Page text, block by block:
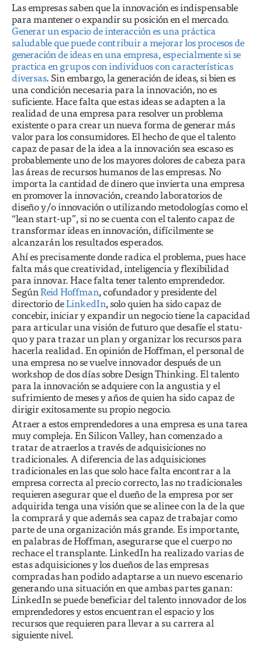
Las empresas saben que la innovación es indispensable
para mantener o expandir su posición en el mercado.
Generar un espacio de interacción es una práctica
saludable que puede contribuir a mejorar los procesos de
generación de ideas en una empresa, especialmente si se
practica en grupos con individuos con características
diversas. Sin embargo, la generación de ideas, si bien es
una condición necesaria para la innovación, no es
suficiente. Hace falta que estas ideas se adapten a la
realidad de una empresa para resolver un problema
existente o para crear un nueva forma de generar más
valor para los consumidores. El hecho de que el talento
capaz de pasar de la idea a la innovación sea escaso es
probablemente uno de los mayores dolores de cabeza para
las áreas de recursos humanos de las empresas. No
importa la cantidad de dinero que invierta una empresa
en promover la innovación, creando laboratorios de
diseño y/o innovación o utilizando metodologías como el
“lean start-up”, si no se cuenta con el talento capaz de
transformar ideas en innovación, difícilmente se
alcanzarán los resultados esperados.
Ahí es precisamente donde radica el problema, pues hace
falta más que creatividad, inteligencia y flexibilidad
para innovar. Hace falta tener talento emprendedor.
SegúnReid Hoffman, cofundador y presidente del
directorio deLinkedIn, solo quien ha sido capaz de
concebir, iniciar y expandir un negocio tiene la capacidad
para articular una visión de futuro que desafíe el statu-
quo y para trazar un plan y organizar los recursos para
hacerla realidad. En opinión de Hoffman, el personal de
una empresa no se vuelve innovador después de un
workshop de dos días sobre Design Thinking. El talento
para la innovación se adquiere con la angustia y el
sufrimiento de meses y años de quien ha sido capaz de
dirigir exitosamente su propio negocio.
Atraer a estos emprendedores a una empresa es una tarea
muy compleja. En Silicon Valley, han comenzado a
tratar de atraerlos a través de adquisiciones no
tradicionales. A diferencia de las adquisiciones
tradicionales en las que solo hace falta encontrar a la
empresa correcta al precio correcto, las no tradicionales
requieren asegurar que el dueño de la empresa por ser
adquirida tenga una visión que se alinee con la de la que
la comprará y que además sea capaz de trabajar como
parte de una organización más grande. Es importante,
en palabras de Hoffman, asegurarse que el cuerpo no
rechace el transplante. LinkedIn ha realizado varias de
estas adquisiciones y los dueños de las empresas
compradas han podido adaptarse a un nuevo escenario
generando una situación en que ambas partes ganan:
LinkedIn se puede beneficiar del talento innovador de los
emprendedores y estos encuentran el espacio y los
recursos que requieren para llevar a su carrera al
siguiente nivel.